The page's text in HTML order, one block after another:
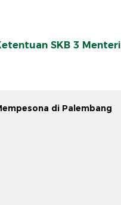
SKB 3 Menteri
di Palembang